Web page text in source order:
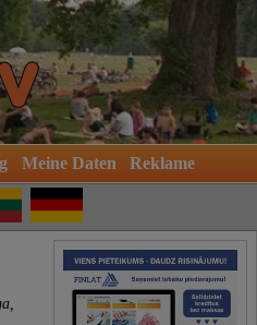
Meine Daten Reklame